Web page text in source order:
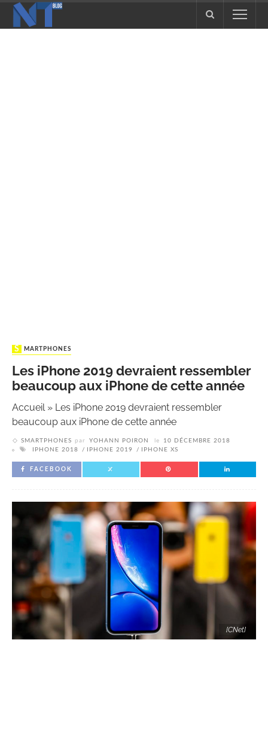
SMARTPHONES
Les iPhone 2019 devraient ressembler
beaucoup aux iPhone de cette année
Accueil» Les iPhone 2019 devraient ressembler
beaucoup aux iPhone de cette année
SMARTPHONES par YOHANN POIRON le
10 DÉCEMBRE 2018
IPHONE 2018
IPHONE 2019 IPHONE XS
FACEBOOK
[CNet]